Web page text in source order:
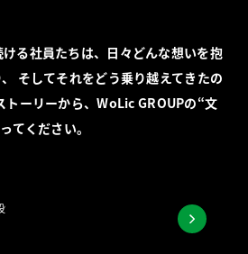
る社員たちは、日々どんな想いを抱
そしてそれをどう乗り越えてきたの
トーリーから、WoLic GROUPの“文
てください。